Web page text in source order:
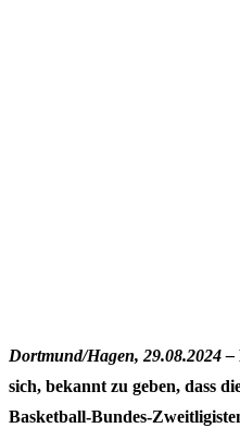
Dortmund/Hagen, 29.08.2024 –
sich, bekannt zu geben, dass
Basketball-Bundes-